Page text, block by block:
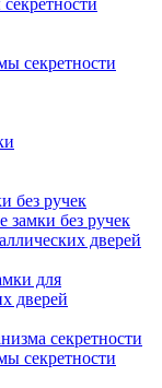
секретности
без ручек
замки без ручек
дверей
для
дверей
секретности
секретности